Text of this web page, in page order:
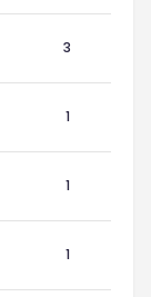
3
1
1
1